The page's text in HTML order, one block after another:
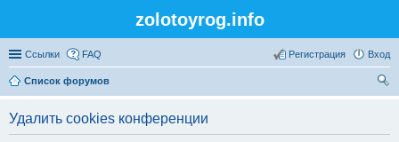
zolotoyrog.info
Ссылки FAQ Вход
Регистрация
Список форумов
Удалить cookies конференции